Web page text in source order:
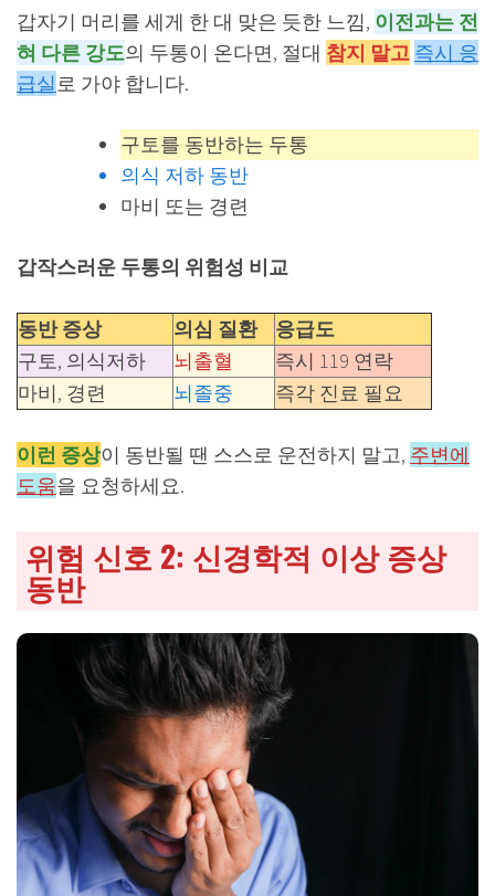
갑자기 머리를 세게 한 대 맞은 듯한 느낌, 이전과는 전
혀 다른 강도의 두통이 온다면, 절대 참지 말고 즉시 응
급실로 가야 합니다.
구토를 동반하는 두통
의식 저하 동반
마비 또는 경련
갑작스러운 두통의 위험성 비교
동반 증상 의심 질환
응급도
구토, 의식저하
뇌출혈
즉시 119 연락
마비, 경련
뇌졸중 즉각 진료 필요
이런 증상이 동반될 땐 스스로 운전하지 말고, 주변에
도움을 요청하세요.
위험 신호 2: 신경학적 이상 증상
동반